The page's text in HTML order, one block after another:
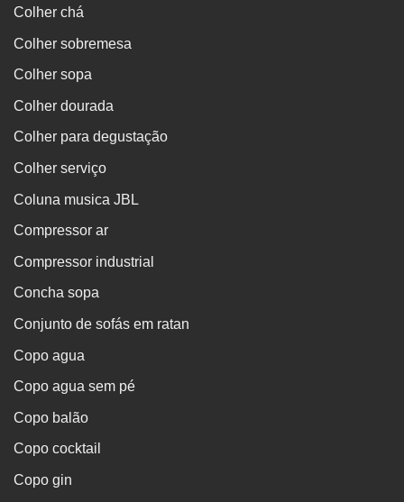
Colher chá
Colher sobremesa
Colher sopa
Colher dourada
Colher para degustação
Colher serviço
Coluna musica JBL
Compressor ar
Compressor industrial
Concha sopa
Conjunto de sofás em ratan
Copo agua
Copo agua sem pé
Copo balão
Copo cocktail
Copo gin